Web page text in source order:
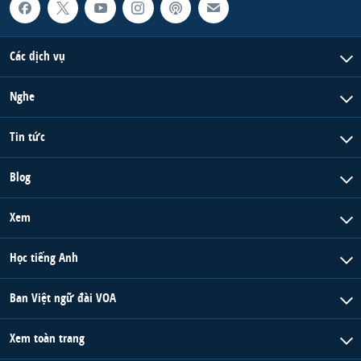
Các dịch vụ
Nghe
Tin tức
Blog
Xem
Học tiếng Anh
Ban Việt ngữ đài VOA
Xem toàn trang